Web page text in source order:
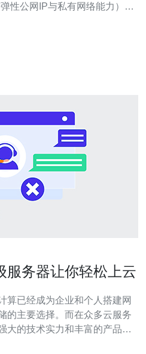
性公网IP与私有网络能力）、
4GB以上）、root或sudo权
服务器让你轻松上云
算已经成为企业和个人搭建网
的主要选择。而在众多云服务
大的技术实力和丰富的产品